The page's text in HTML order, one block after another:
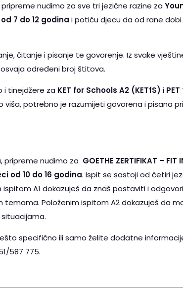
nudimo za sve tri jezične razine za
7 do 12 godina i potiču djecu da od rane
čitanje i pisanje te govorenje. Iz svake
određeni broj štitova.
tinejdžere za KET for Schools A2 (KETfS) i
potrebno je razumijeti govorena i pisana
pripreme nudimo za GOETHE ZERTIFIKAT – FIT
od 10 do 16 godina. Ispit se sastoji od četiri
A1 dokazuješ da znaš postaviti i
Položenim ispitom A2 dokazuješ da
specifično ili samo želite dodatne
587 775.